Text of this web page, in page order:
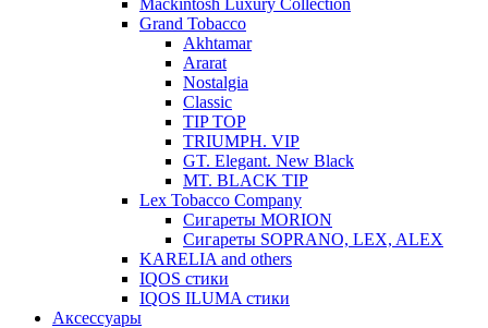
Mackintosh Luxury Collection
Grand Tobacco
Akhtamar
Ararat
Nostalgia
Classic
TIP TOP
TRIUMPH. VIP
GT. Elegant. New Black
MT. BLACK TIP
Lex Tobacco Company
Сигареты MORION
Сигареты SOPRANO, LEX, ALEX
KARELIA and others
IQOS стики
IQOS ILUMA стики
Аксессуары